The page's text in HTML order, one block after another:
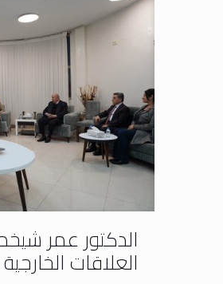
الدكتور عمر
العلاقات الخارجية